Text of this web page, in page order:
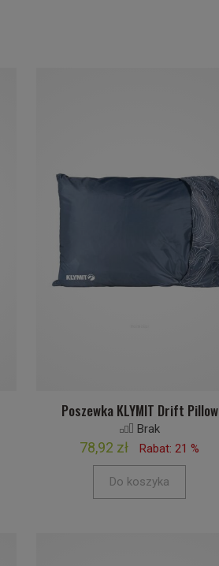
Poszewka KLYMIT Drift Pillow
Brak
78,92 zł Rabat: 21 %
Do koszyka